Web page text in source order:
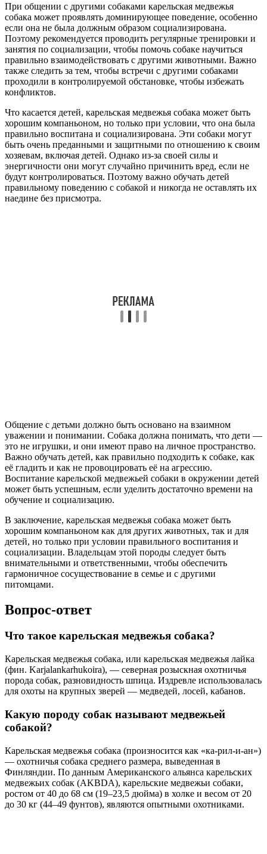
При общении с другими собаками карельская медвежья
собака может проявлять доминирующее поведение, особенно
если она не была должным образом социализирована.
Поэтому рекомендуется проводить регулярные тренировки и
занятия по социализации, чтобы помочь собаке научиться
правильно взаимодействовать с другими животными. Важно
также следить за тем, чтобы встречи с другими собаками
проходили в контролируемой обстановке, чтобы избежать
конфликтов.
Что касается детей, карельская медвежья собака может быть
хорошим компаньоном, но только при условии, что она была
правильно воспитана и социализирована. Эти собаки могут
быть очень преданными и защитными по отношению к своим
хозяевам, включая детей. Однако из-за своей силы и
энергичности они могут случайно причинить вред, если не
будут контролироваться. Поэтому важно обучать детей
правильному поведению с собакой и никогда не оставлять их
наедине без присмотра.
Общение с детьми должно быть основано на взаимном
уважении и понимании. Собака должна понимать, что дети —
это не игрушки, и они имеют право на личное пространство.
Важно обучать детей, как правильно подходить к собаке, как
её гладить и как не провоцировать её на агрессию.
Воспитание карельской медвежьей собаки в окружении детей
может быть успешным, если уделить достаточно времени на
обучение и социализацию.
В заключение, карельская медвежья собака может быть
хорошим компаньоном как для других животных, так и для
детей, но только при условии правильного воспитания и
социализации. Владельцам этой породы следует быть
внимательными и ответственными, чтобы обеспечить
гармоничное сосуществование в семье и с другими
питомцами.
Вопрос-ответ
Что такое карельская медвежья собака?
Карельская медвежья собака, или карельская медвежья лайка
(фин. Karjalankarhukoira), — северная розыскная охотничья
порода собак, разновидность шпица. Издревле использовалась
для охоты на крупных зверей — медведей, лосей, кабанов.
Какую породу собак называют медвежьей
собакой?
Карельская медвежья собака (произносится как «ка-рил-и-ан»)
— охотничья собака среднего размера, выведенная в
Финляндии. По данным Американского альянса карельских
медвежьих собак (AKBDA), карельские медвежьи собаки,
ростом от 40 до 68 см (19–23,5 дюйма) в холке и весом от 20
до 30 кг (44–49 фунтов), являются опытными охотниками.